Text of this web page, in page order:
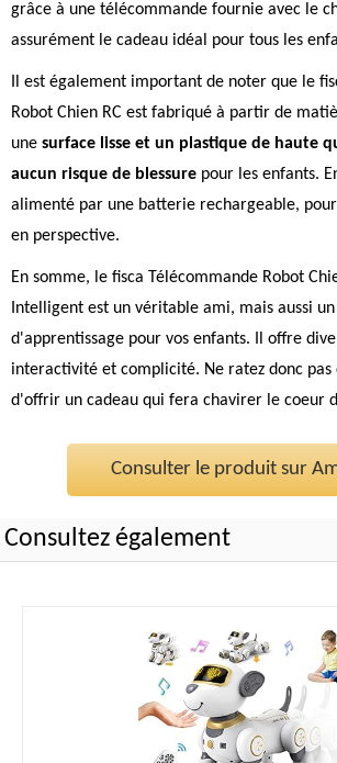
grâce à une télécommande fournie avec le
assurément le cadeau idéal pour tous les
Il est également important de noter que le
Robot Chien RC est fabriqué à partir de
une surface lisse et un plastique de haute
aucun risque de blessure pour les enfants.
alimenté par une batterie rechargeable,
en perspective.
En somme, le fisca Télécommande Robot
Intelligent est un véritable ami, mais aussi un
d'apprentissage pour vos enfants. Il offre
interactivité et complicité. Ne ratez donc pas
d'offrir un cadeau qui fera chavirer le coeur
Consulter le produit sur
Consultez également